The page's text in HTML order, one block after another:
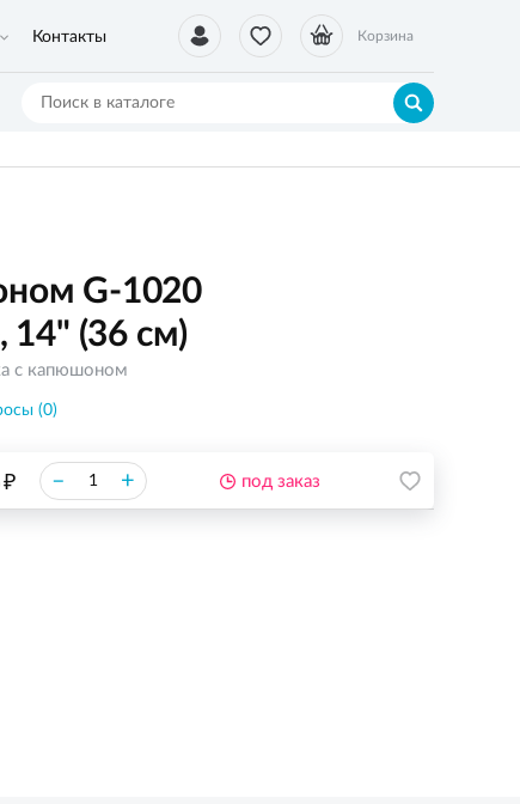
Корзина
Контакты
G-1020
14" (36 см)
с капюшоном
(0)
₽ – + под заказ